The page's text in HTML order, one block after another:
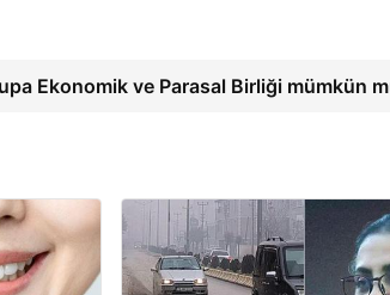
Ekonomik ve Parasal Birliği mümkün